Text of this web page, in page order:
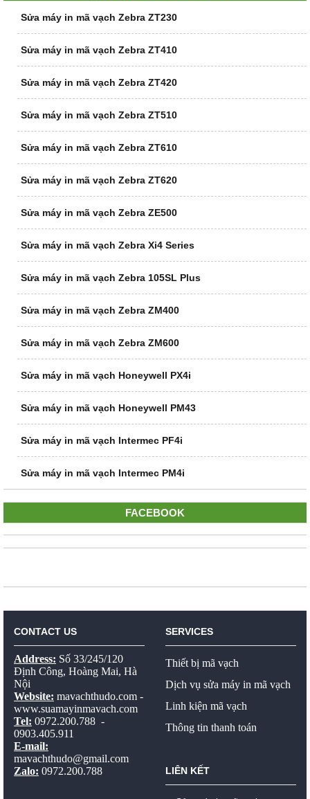
Sửa máy in mã vạch Zebra ZT230
Sửa máy in mã vạch Zebra ZT410
Sửa máy in mã vạch Zebra ZT420
Sửa máy in mã vạch Zebra ZT510
Sửa máy in mã vạch Zebra ZT610
Sửa máy in mã vạch Zebra ZT620
Sửa máy in mã vạch Zebra ZE500
Sửa máy in mã vạch Zebra Xi4 Series
Sửa máy in mã vạch Zebra 105SL Plus
Sửa máy in mã vạch Zebra ZM400
Sửa máy in mã vạch Zebra ZM600
Sửa máy in mã vạch Honeywell PX4i
Sửa máy in mã vạch Honeywell PM43
Sửa máy in mã vạch Intermec PF4i
Sửa máy in mã vạch Intermec PM4i
FACEBOOK
CONTACT US
Address: Số 33/245/120
Định Công, Hoàng Mai, Hà
Nội
Website: mavachthudo.com -
www.suamayinmavach.com
Tel: 0972.200.788 -
0903.405.911
E-mail:
mavachthudo@gmail.com
Zalo: 0972.200.788
SERVICES
Thiết bị mã vạch
Dịch vụ sửa máy in mã vạch
Linh kiện mã vạch
Thông tin thanh toán
LIÊN KẾT